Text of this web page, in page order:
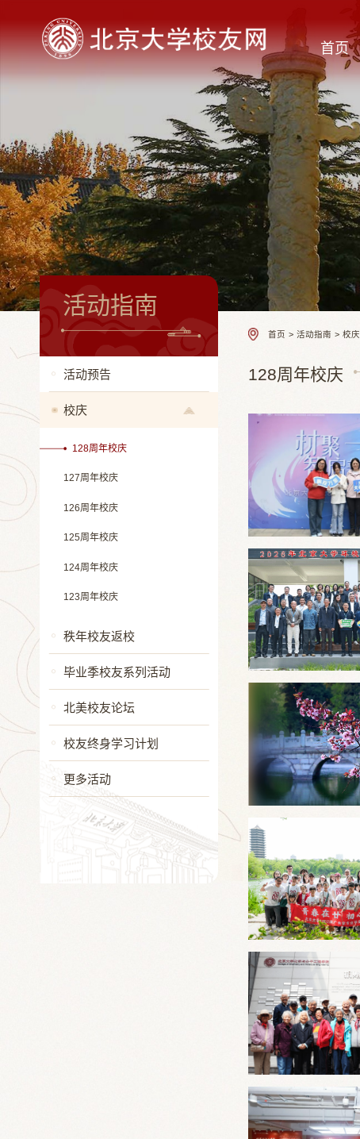
首页
活动指南
活动预告
校庆
128周年校庆
127周年校庆
126周年校庆
125周年校庆
124周年校庆
123周年校庆
秩年校友返校
毕业季校友系列活动
北美校友论坛
校友终身学习计划
更多活动
首页 > 活动指南 > 校庆
128周年校庆